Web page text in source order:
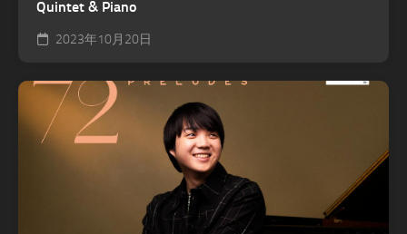
Quintet & Piano
2023年10月20日